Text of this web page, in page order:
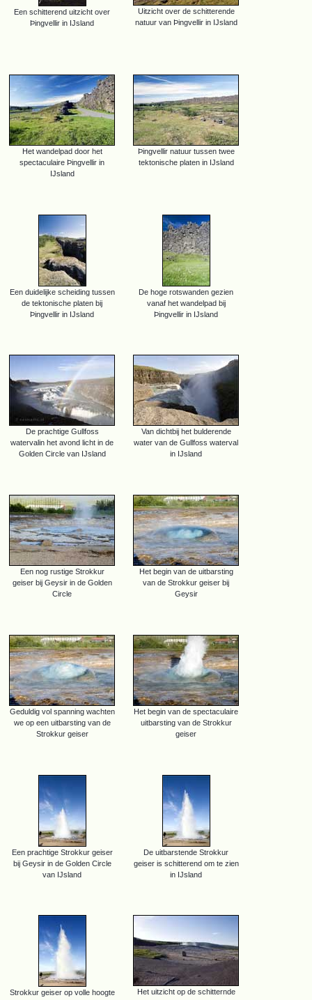
Een schitterend uitzicht over
Þingvellir in IJsland
Uitzicht over de schitterende
natuur van Þingvellir in IJsland
Het wandelpad door het
spectaculaire Þingvellir in
IJsland
Þingvellir natuur tussen twee
tektonische platen in IJsland
Een duidelijke scheiding tussen
de tektonische platen bij
Þingvellir in IJsland
De hoge rotswanden gezien
vanaf het wandelpad bij
Þingvellir in IJsland
De prachtige Gullfoss
watervalin het avond licht in de
Golden Circle van IJsland
Van dichtbij het bulderende
water van de Gullfoss waterval
in IJsland
Een nog rustige Strokkur
geiser bij Geysir in de Golden
Circle
Het begin van de uitbarsting
van de Strokkur geiser bij
Geysir
Geduldig vol spanning wachten
we op een uitbarsting van de
Strokkur geiser
Het begin van de spectaculaire
uitbarsting van de Strokkur
geiser
Een prachtige Strokkur geiser
bij Geysir in de Golden Circle
van IJsland
De uitbarstende Strokkur
geiser is schitterend om te zien
in IJsland
Strokkur geiser op volle hoogte
Het uitzicht op de schitternde